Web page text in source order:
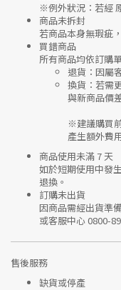
※例外狀況：若經
商品未拆封
若商品本身無瑕疵
買錯商品
所有商品均依訂購
退貨 ：因屬
換貨 ：若需
與新商品價
※建議購買
產生額外費
商品使用未滿 7 天
如於短期使用中發
退換。
訂購未出貨
因商品需經出貨準
或客服中心 0800-
售後服務
缺貨或停產